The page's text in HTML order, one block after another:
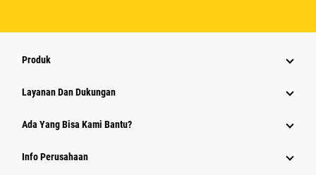
Produk
Layanan Dan Dukungan
Ada Yang Bisa Kami Bantu?
Info Perusahaan